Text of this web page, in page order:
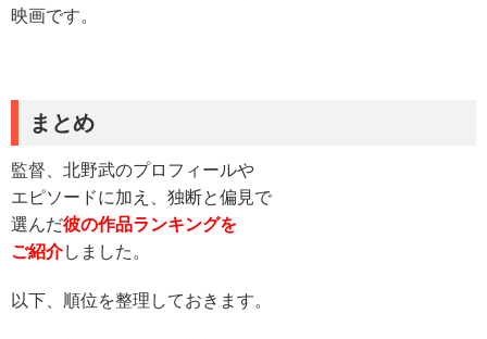
映画です。
まとめ
監督、北野武のプロフィールや
エピソードに加え、独断と偏見で
選んだ彼の作品ランキングを
ご紹介しました。
以下、順位を整理しておきます。